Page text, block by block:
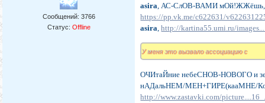
Сообщений: 3766
Статус: Offline
asira, АС-СлОВ-ВАМИ мОй!ЖЖёшь,
https://pp.vk.me/c622631/
asira,http://kartina55.umi.ru/
У меня это вызвало ассоциацию с
ОЧИтаЙние небеСНОВ-НОВОГО и
нАДальНЕМ/МЕН+ГИРЕ(кааМНЕ/
http://www.zastavki.com/